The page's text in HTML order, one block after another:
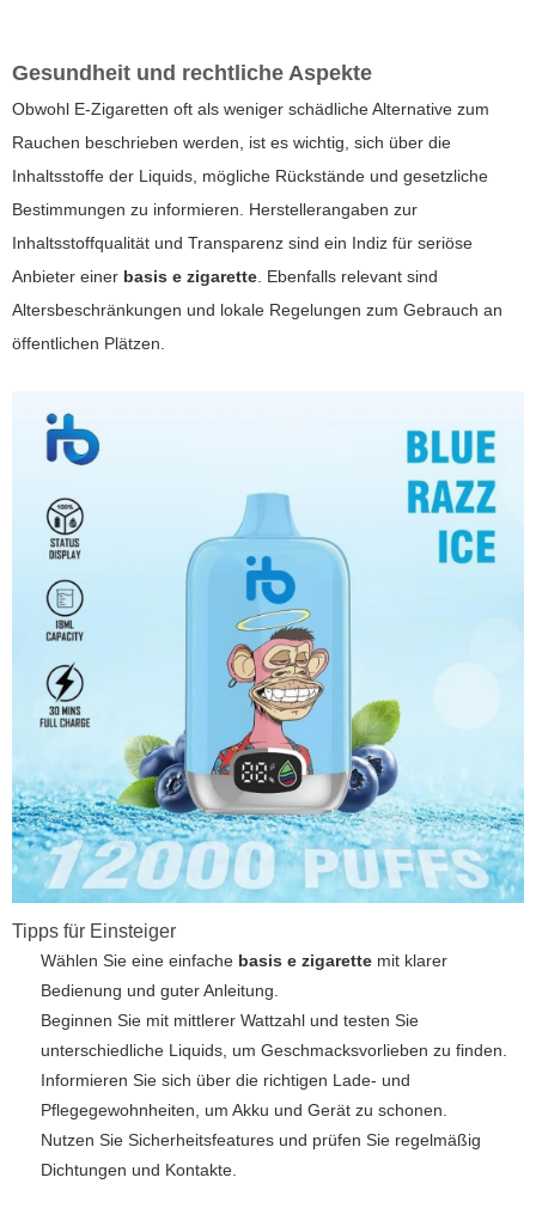
Gesundheit und rechtliche Aspekte
Obwohl E-Zigaretten oft als weniger schädliche Alternative zum
Rauchen beschrieben werden, ist es wichtig, sich über die
Inhaltsstoffe der Liquids, mögliche Rückstände und gesetzliche
Bestimmungen zu informieren. Herstellerangaben zur
Inhaltsstoffqualität und Transparenz sind ein Indiz für seriöse
Anbieter einer basis e zigarette . Ebenfalls relevant sind
Altersbeschränkungen und lokale Regelungen zum Gebrauch an
öffentlichen Plätzen.
Tipps für Einsteiger
Wählen Sie eine einfache basis e zigarette mit klarer
Bedienung und guter Anleitung.
Beginnen Sie mit mittlerer Wattzahl und testen Sie
unterschiedliche Liquids, um Geschmacksvorlieben zu finden.
Informieren Sie sich über die richtigen Lade- und
Pflegegewohnheiten, um Akku und Gerät zu schonen.
Nutzen Sie Sicherheitsfeatures und prüfen Sie regelmäßig
Dichtungen und Kontakte.